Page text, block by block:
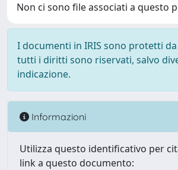
Non ci sono file associati a questo
I documenti in IRIS sono protetti
tutti i diritti sono riservati, salvo
indicazione.
Informazioni
Utilizza questo identificativo per
link a questo documento: